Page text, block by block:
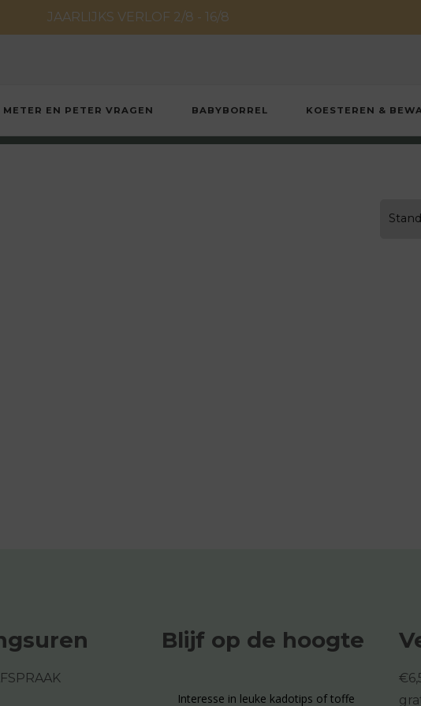
JAARLIJKS VERLOF 2/8 - 16/8
METER EN PETER VRAGEN BABYBORREL KOESTEREN &
Blijf op de hoogte
Interesse in leuke kadotips of toffe